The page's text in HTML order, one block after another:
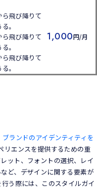
飛び降りて
。
飛び降りて
。
飛び降りて
。
1,000円/月
ブランドのアイデンティティを
リエンスを提供するための重
ット、フォントの選択、レイ
ど、デザインに関する要素が
う際には、このスタイルガイ